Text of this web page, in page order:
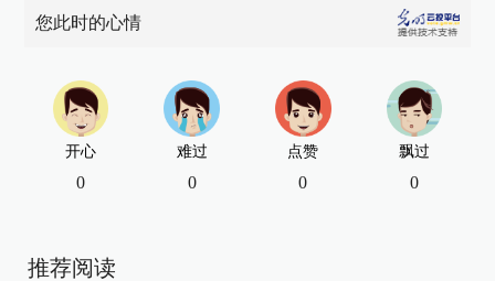
您此时的心情
开心
0
难过
0
点赞
0
飘过
0
推荐阅读